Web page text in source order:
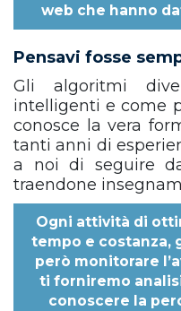
web che hanno
Pensavi fosse
Gli algoritmi
intelligenti e come
conosce la vera
tanti anni di
a noi di seguire
traendone
Ogni attività di
tempo e costanza,
però monitorare
ti forniremo
conoscere la